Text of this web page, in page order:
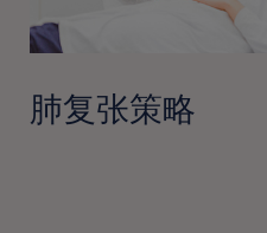
肺复张策略